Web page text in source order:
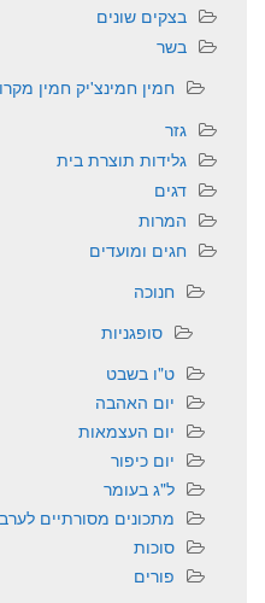
בצקים שונים
בשר
חמין חמינצ'יק חמין
גזר
גלידות תוצרת בית
דגים
המרות
חגים ומועדים
חנוכה
סופגניות
ט"ו בשבט
יום האהבה
יום העצמאות
יום כיפור
ל"ג בעומר
מתכונים מסורתיים
סוכות
פורים